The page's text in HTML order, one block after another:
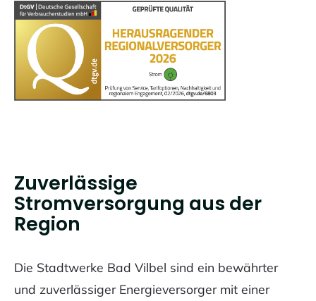
Zuverlässige
Stromversorgung aus der
Region
Die Stadtwerke Bad Vilbel sind ein bewährter
und zuverlässiger Energieversorger mit einer